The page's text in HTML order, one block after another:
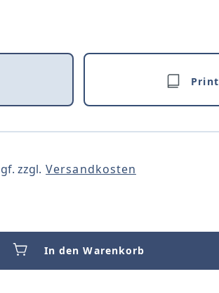
Print
zzgl. Versandkosten
In den Warenkorb